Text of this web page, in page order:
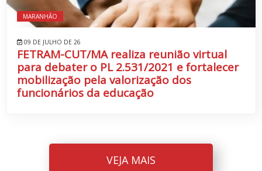
MARANHÃO
09 DE JULHO DE 26
FETRAM-CUT/MA realiza reunião virtual
para debater o PL 2.531/2021 e fortalecer
mobilização pela valorização dos
funcionários da educação
VEJA MAIS